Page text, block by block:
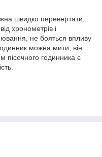
швидко перевертати,
хронометрів і
не бояться впливу
можна мити, він
пісочного годинника є